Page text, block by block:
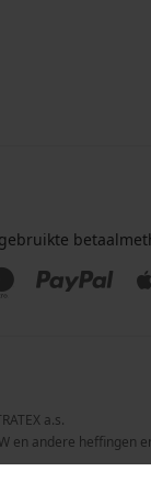
a.s.
en andere heffingen